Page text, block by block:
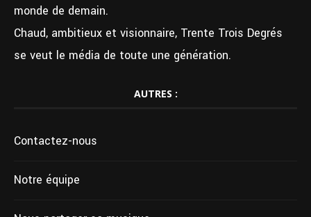
monde de demain.
Chaud, ambitieux et visionnaire, Trente Trois Degrés
se veut le média de toute une génération.
AUTRES :
Contactez-nous
Notre équipe